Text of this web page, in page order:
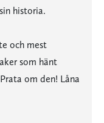
historia.
och mest
som hänt
om den! Låna